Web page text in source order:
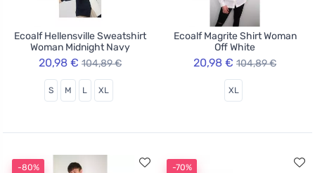
Ecoalf Hellensville Sweatshirt
Woman Midnight Navy
20,98 € 104,89 €
S M L XL
Ecoalf Magrite Shirt Woman
Off White
20,98 € 104,89 €
XL
-80% -70%